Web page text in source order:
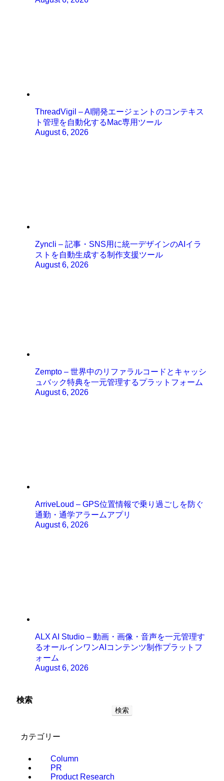
ThreadVigil – AI開発エージェントのコンテキス
ト管理を自動化するMac専用ツール
August 6, 2026
Zyncli – 記事・SNS用に統一デザインのAIイラ
ストを自動生成する制作支援ツール
August 6, 2026
Zempto – 世界中のリファラルコードとキャッシ
ュバック特典を一元管理するプラットフォーム
August 6, 2026
ArriveLoud – GPS位置情報で乗り過ごしを防ぐ
通勤・通学アラームアプリ
August 6, 2026
ALX AI Studio – 動画・画像・音声を一元管理す
るオールインワンAIコンテンツ制作プラットフ
ォーム
August 6, 2026
検索
検索
カテゴリー
Column
PR
Product Research